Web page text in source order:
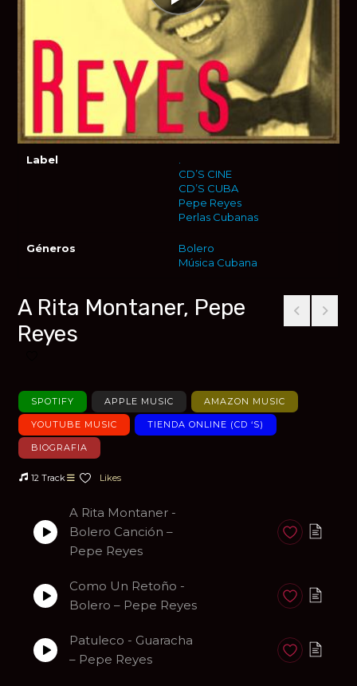
Label
CD’S CINE
CD’S CUBA
Pepe Reyes
Perlas Cubanas
Géneros
Bolero
Música Cubana
A Rita Montaner, Pepe
Reyes
SPOTIFY APPLE MUSIC AMAZON MUSIC
YOUTUBE MUSIC TIENDA ONLINE (CD ‘S)
BIOGRAFIA
12 Track Likes
A Rita Montaner -
Bolero Canción –
Pepe Reyes
Anadir a
Como Un Retoño -
Bolero – Pepe Reyes
Anadir a
Patuleco - Guaracha
– Pepe Reyes
Anadir a